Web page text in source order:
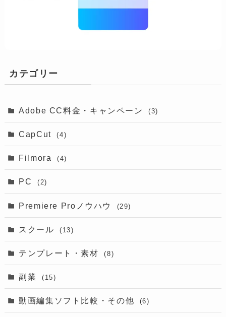
カテゴリー
Adobe CC料金・キャンペーン (3)
CapCut (4)
Filmora (4)
PC (2)
Premiere Proノウハウ (29)
スクール (13)
テンプレート・素材 (8)
副業 (15)
動画編集ソフト比較・その他 (6)